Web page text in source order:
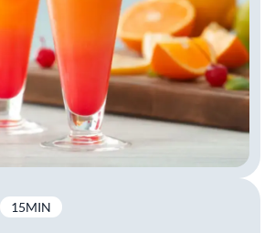
15MIN